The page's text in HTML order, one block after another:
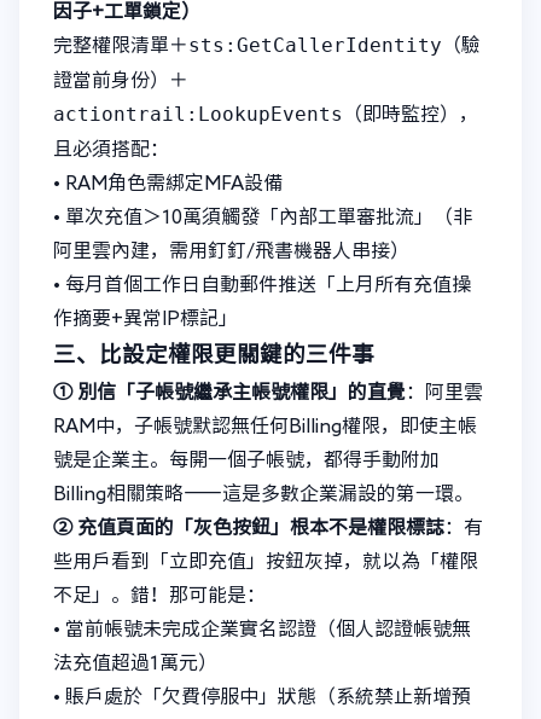
因子+工單鎖定）
完整權限清單＋sts:GetCallerIdentity （驗
證當前身份）＋
actiontrail:LookupEvents
（即時監控），
且必須搭配：
• RAM角色需綁定MFA設備
• 單次充值＞10萬須觸發「內部工單審批流」（非
阿里雲內建，需用釘釘/飛書機器人串接）
• 每月首個工作日自動郵件推送「上月所有充值操
作摘要+異常IP標記」
三、比設定權限更關鍵的三件事
① 別信「子帳號繼承主帳號權限」的直覺：阿里雲
RAM中，子帳號默認無任何Billing權限，即使主帳
號是企業主。每開一個子帳號，都得手動附加
Billing相關策略——這是多數企業漏設的第一環。
② 充值頁面的「灰色按鈕」根本不是權限標誌：有
些用戶看到「立即充值」按鈕灰掉，就以為「權限
不足」。錯！那可能是：
• 當前帳號未完成企業實名認證（個人認證帳號無
法充值超過1萬元）
• 賬戶處於「欠費停服中」狀態（系統禁止新增預